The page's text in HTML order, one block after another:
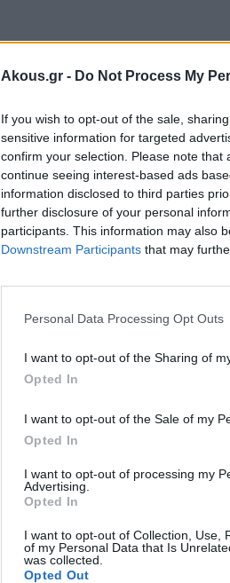
Akous.gr - Do Not Process My
If you wish to opt-out of the sale,
sensitive information for targeted
confirm your selection. Please note
continue seeing interest-based ads
information disclosed to third parties
further disclosure of your personal
participants. This information may also
Downstream Participants that may
Personal Data Processing Opt Outs
I want to opt-out of the Sharing of
Opted In
I want to opt-out of the Sale of my
Opted In
I want to opt-out of processing my
Advertising.
Opted In
I want to opt-out of Collection, Use,
of my Personal Data that Is
was collected.
Opted Out